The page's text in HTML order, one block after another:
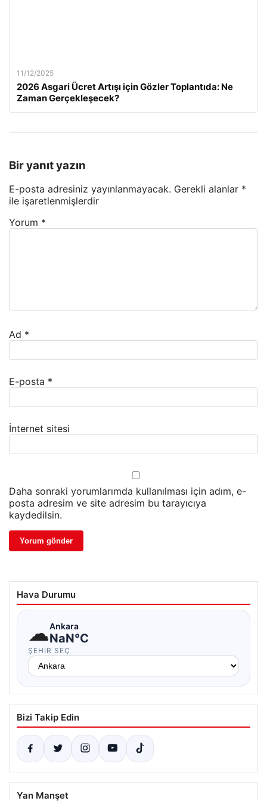
11/12/2025
2026 Asgari Ücret Artışı için Gözler Toplantıda: Ne
Zaman Gerçekleşecek?
Bir yanıt yazın
E-posta adresiniz yayınlanmayacak. Gerekli alanlar *
ile işaretlenmişlerdir
Yorum *
Ad *
E-posta *
İnternet sitesi
Daha sonraki yorumlarımda kullanılması için adım, e-
posta adresim ve site adresim bu tarayıcıya
kaydedilsin.
Hava Durumu
☁Ankara
NaN°C
ŞEHIR SEÇ
Bizi Takip Edin
Yan Manşet